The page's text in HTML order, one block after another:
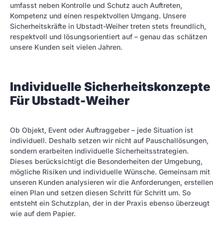
umfasst neben Kontrolle und Schutz auch Auftreten,
Kompetenz und einen respektvollen Umgang. Unsere
Sicherheitskräfte in Ubstadt-Weiher treten stets freundlich,
respektvoll und lösungsorientiert auf – genau das schätzen
unsere Kunden seit vielen Jahren.
Individuelle Sicherheitskonzepte
Für Ubstadt-Weiher
Ob Objekt, Event oder Auftraggeber – jede Situation ist
individuell. Deshalb setzen wir nicht auf Pauschallösungen,
sondern erarbeiten individuelle Sicherheitsstrategien.
Dieses berücksichtigt die Besonderheiten der Umgebung,
mögliche Risiken und individuelle Wünsche. Gemeinsam mit
unseren Kunden analysieren wir die Anforderungen, erstellen
einen Plan und setzen diesen Schritt für Schritt um. So
entsteht ein Schutzplan, der in der Praxis ebenso überzeugt
wie auf dem Papier.